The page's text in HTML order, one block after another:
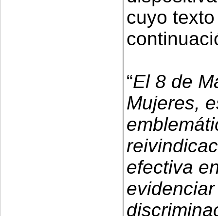
cuyo
“El 8 de
Mujeres,
efectiva